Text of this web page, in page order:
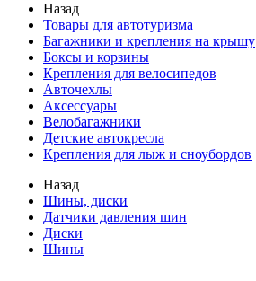
Назад
Товары для автотуризма
Багажники и крепления на крышу
Боксы и корзины
Крепления для велосипедов
Авточехлы
Аксессуары
Велобагажники
Детские автокресла
Крепления для лыж и сноубордов
Назад
Шины, диски
Датчики давления шин
Диски
Шины